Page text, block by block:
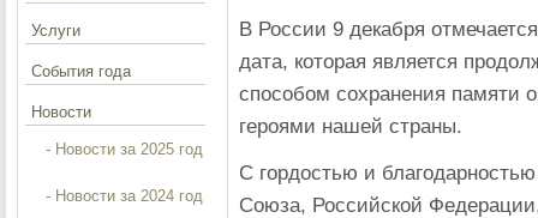
В России 9 декабря
дата, которая является
способом сохранения памяти
героями нашей страны.
С гордостью и
Союза, Российской
Услуги
События года
Новости
- Новости за 2025 год
- Новости за 2024 год